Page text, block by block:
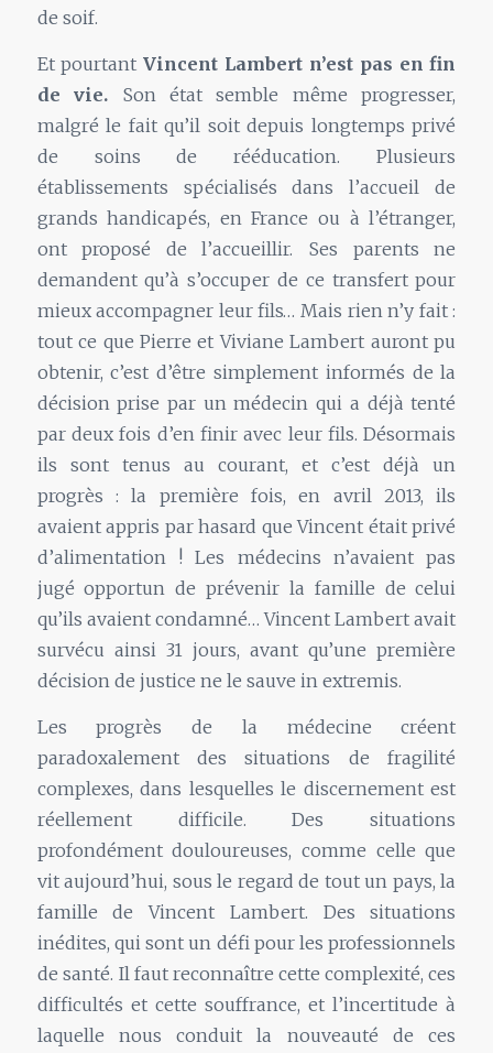
de soif.
Et pourtantVincent Lambert n’est pas en fin
de vie. Son état semble même progresser,
malgré le fait qu’il soit depuis longtemps privé
de soins de rééducation. Plusieurs
établissements spécialisés dans l’accueil de
grands handicapés, en France ou à l’étranger,
ont proposé de l’accueillir. Ses parents ne
demandent qu’à s’occuper de ce transfert pour
mieux accompagner leur fils… Mais rien n’y fait :
tout ce que Pierre et Viviane Lambert auront pu
obtenir, c’est d’être simplement informés de la
décision prise par un médecin qui a déjà tenté
par deux fois d’en finir avec leur fils. Désormais
ils sont tenus au courant, et c’est déjà un
progrès : la première fois, en avril 2013, ils
avaient appris par hasard que Vincent était privé
d’alimentation ! Les médecins n’avaient pas
jugé opportun de prévenir la famille de celui
qu’ils avaient condamné… Vincent Lambert avait
survécu ainsi 31 jours, avant qu’une première
décision de justice ne le sauve in extremis.
Les progrès de la médecine créent
paradoxalement des situations de fragilité
complexes, dans lesquelles le discernement est
réellement difficile. Des situations
profondément douloureuses, comme celle que
vit aujourd’hui, sous le regard de tout un pays, la
famille de Vincent Lambert. Des situations
inédites, qui sont un défi pour les professionnels
de santé. Il faut reconnaître cette complexité, ces
difficultés et cette souffrance, et l’incertitude à
laquelle nous conduit la nouveauté de ces